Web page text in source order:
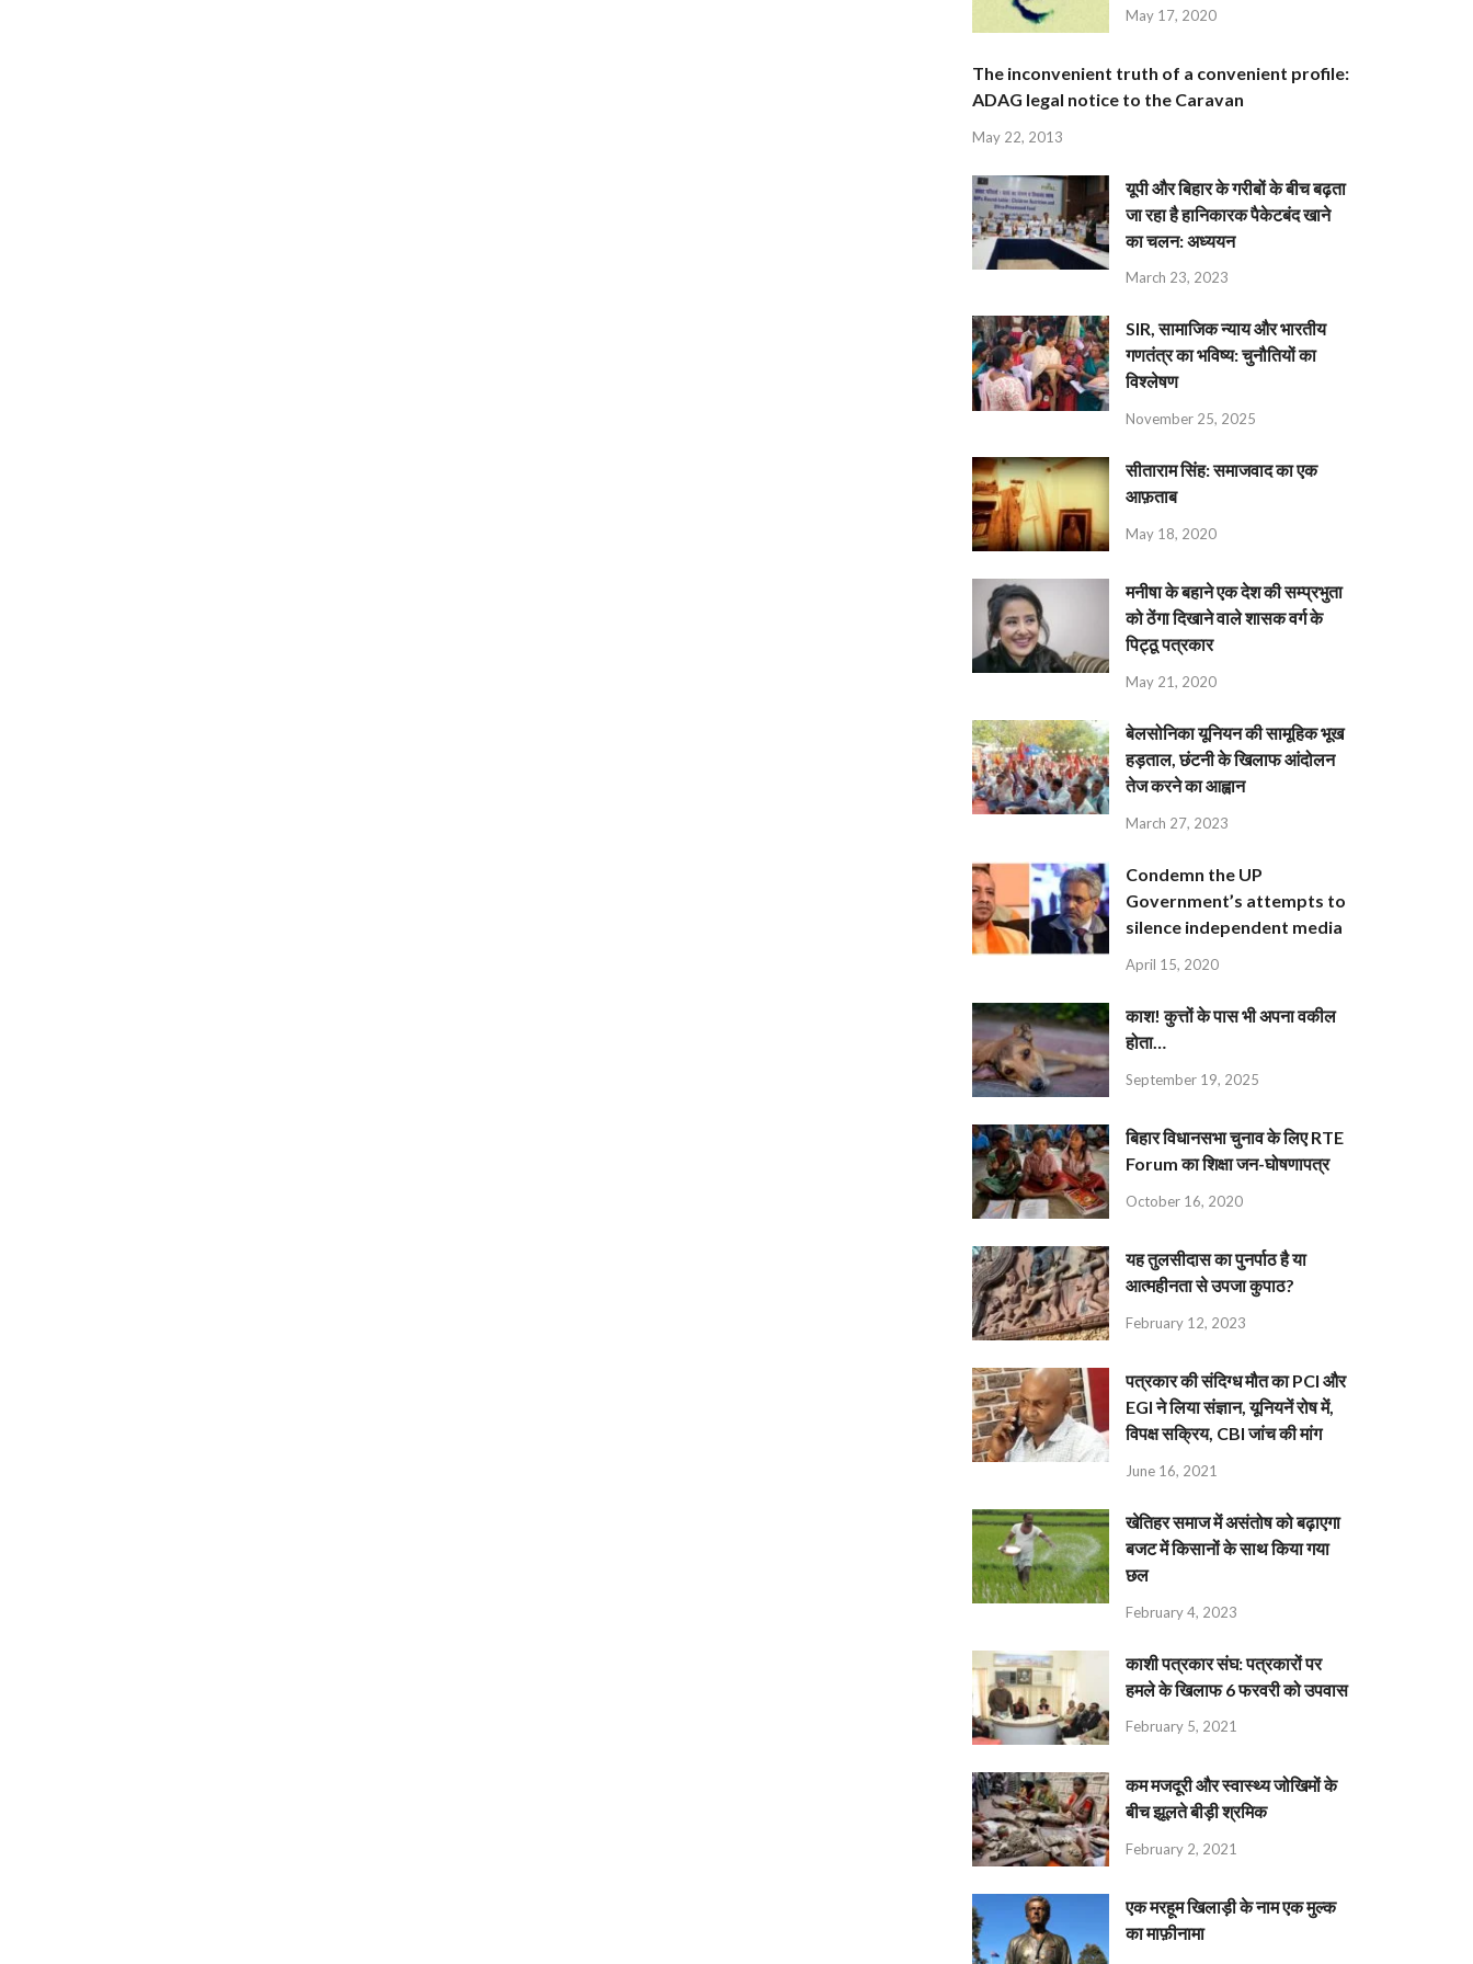
May 17, 2020
The inconvenient truth of a convenient profile:
ADAG legal notice to the Caravan
May 22, 2013
यूपी और बिहार के गरीबों के बीच बढ़ता
जा रहा है हानिकारक पैकेटबंद खाने
का चलन: अध्ययन
March 23, 2023
SIR, सामाजिक न्याय और भारतीय
गणतंत्र का भविष्य: चुनौतियों का
विश्लेषण
November 25, 2025
सीताराम सिंह: समाजवाद का एक
आफ़ताब
May 18, 2020
मनीषा के बहाने एक देश की सम्प्रभुता
को ठेंगा दिखाने वाले शासक वर्ग के
पिट्ठू पत्रकार
May 21, 2020
बेलसोनिका यूनियन की सामूहिक भूख
हड़ताल, छंटनी के खिलाफ आंदोलन
तेज करने का आह्वान
March 27, 2023
Condemn the UP
Government’s attempts to
silence independent media
April 15, 2020
काश! कुत्तों के पास भी अपना वकील
होता…
September 19, 2025
बिहार विधानसभा चुनाव के लिए RTE
Forum का शिक्षा जन-घोषणापत्र
October 16, 2020
यह तुलसीदास का पुनर्पाठ है या
आत्महीनता से उपजा कुपाठ?
February 12, 2023
पत्रकार की संदिग्ध मौत का PCI और
EGI ने लिया संज्ञान, यूनियनें रोष में,
विपक्ष सक्रिय, CBI जांच की मांग
June 16, 2021
खेतिहर समाज में असंतोष को बढ़ाएगा
बजट में किसानों के साथ किया गया
छल
February 4, 2023
काशी पत्रकार संघ: पत्रकारों पर
हमले के खिलाफ 6 फरवरी को उपवास
February 5, 2021
कम मजदूरी और स्वास्थ्य जोखिमों के
बीच झूलते बीड़ी श्रमिक
February 2, 2021
एक मरहूम खिलाड़ी के नाम एक मुल्क
का माफ़ीनामा